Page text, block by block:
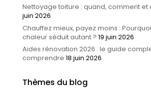
Nettoyage toiture : quand, comment et
juin 2026
Chauffez mieux, payez moins :
chaleur séduit autant ? 19 juin 2026
Aides rénovation 2026 : le guide
comprendre 18 juin 2026
Thèmes du blog